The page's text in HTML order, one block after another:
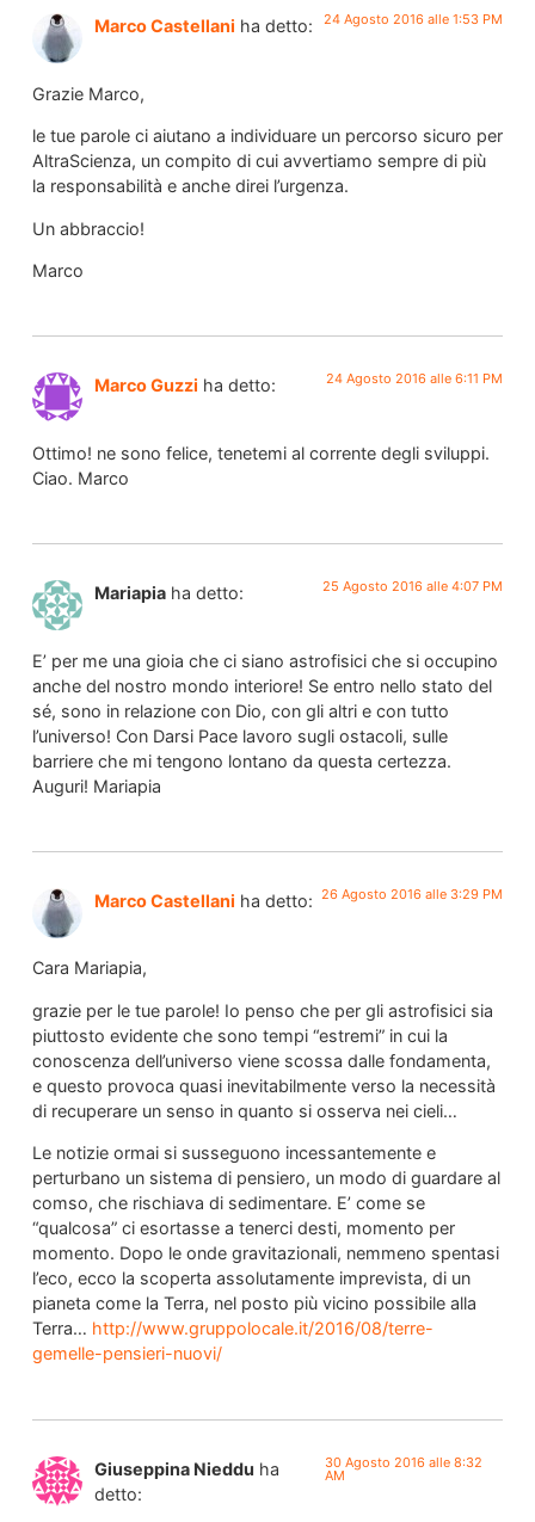
Marco Castellani ha detto: 24 Agosto 2016 alle 1:53 PM
Grazie Marco,
le tue parole ci aiutano a individuare un percorso sicuro per
AltraScienza, un compito di cui avvertiamo sempre di più
la responsabilità e anche direi l’urgenza.
Un abbraccio!
Marco
Marco Guzzi ha detto: 24 Agosto 2016 alle 6:11 PM
Ottimo! ne sono felice, tenetemi al corrente degli sviluppi.
Ciao. Marco
Mariapia ha detto: 25 Agosto 2016 alle 4:07 PM
E’ per me una gioia che ci siano astrofisici che si occupino
anche del nostro mondo interiore! Se entro nello stato del
sé, sono in relazione con Dio, con gli altri e con tutto
l’universo! Con Darsi Pace lavoro sugli ostacoli, sulle
barriere che mi tengono lontano da questa certezza.
Auguri! Mariapia
Marco Castellani ha detto: 26 Agosto 2016 alle 3:29 PM
Cara Mariapia,
grazie per le tue parole! Io penso che per gli astrofisici sia
piuttosto evidente che sono tempi “estremi” in cui la
conoscenza dell’universo viene scossa dalle fondamenta,
e questo provoca quasi inevitabilmente verso la necessità
di recuperare un senso in quanto si osserva nei cieli…
Le notizie ormai si susseguono incessantemente e
perturbano un sistema di pensiero, un modo di guardare al
comso, che rischiava di sedimentare. E’ come se
“qualcosa” ci esortasse a tenerci desti, momento per
momento. Dopo le onde gravitazionali, nemmeno spentasi
l’eco, ecco la scoperta assolutamente imprevista, di un
pianeta come la Terra, nel posto più vicino possibile alla
Terra… http://www.gruppolocale.it/2016/08/terre-
gemelle-pensieri-nuovi/
Giuseppina Nieddu ha
detto:
30 Agosto 2016 alle 8:32
AM